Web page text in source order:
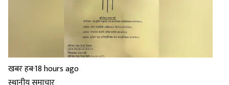
खबर हब·18 hours ago